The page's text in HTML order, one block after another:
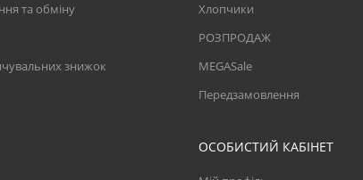
та обміну
знижок
Хлопчики
РОЗПРОДАЖ
MEGASale
Передзамовлення
ОСОБИСТИЙ КАБІНЕТ